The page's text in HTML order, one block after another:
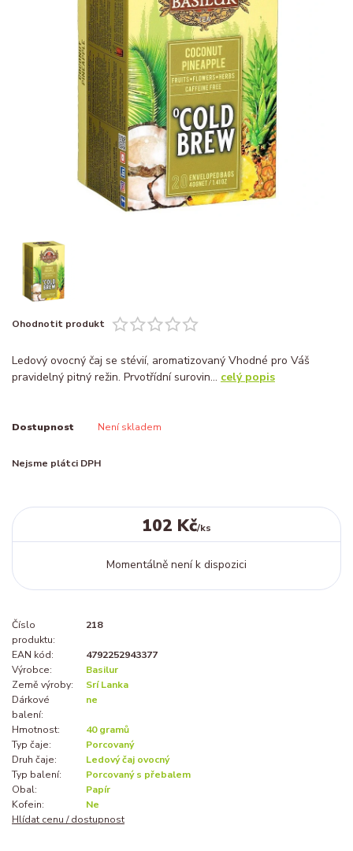
Ohodnotit produkt
Ledový ovocný čaj se stévií, aromatizovaný Vhodné pro Váš
pravidelný pitný režin. Prvotřídní surovin... celý popis
Dostupnost Není skladem
Nejsme plátci DPH
102 Kč/ks
Momentálně není k dispozici
Číslo
produktu:
218
EAN kód:
4792252943377
Výrobce:
Basilur
Země výroby:
Srí Lanka
Dárkové
balení:
ne
Hmotnost:
40 gramů
Typ čaje:
Porcovaný
Druh čaje:
Ledový čaj ovocný
Typ balení:
Porcovaný s přebalem
Obal:
Papír
Kofein:
Ne
Hlídat cenu / dostupnost